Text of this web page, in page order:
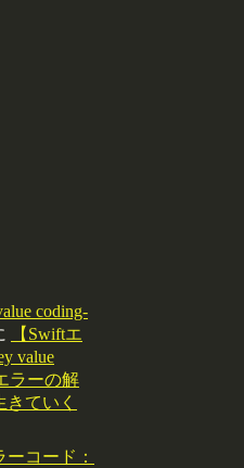
coding-
【Swiftエ
value
ラーの解
ていく
ーコード：